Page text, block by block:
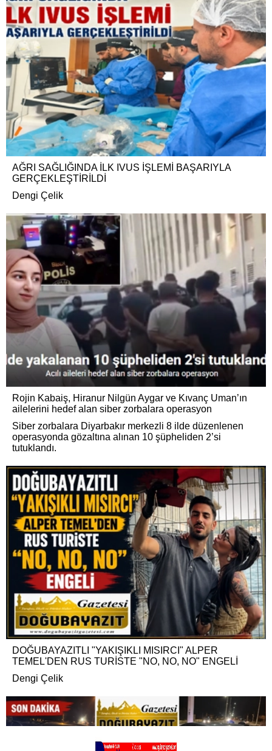
AĞRI SAĞLIĞINDA İLK IVUS İŞLEMİ BAŞARIYLA
GERÇEKLEŞTİRİLDİ
Dengi Çelik
Rojin Kabaiş, Hiranur Nilgün Aygar ve Kıvanç Uman’ın
ailelerini hedef alan siber zorbalara operasyon
Siber zorbalara Diyarbakır merkezli 8 ilde düzenlenen
operasyonda gözaltına alınan 10 şüpheliden 2’si
tutuklandı.
DOĞUBAYAZITLI "YAKIŞIKLI MISIRCI" ALPER
TEMEL'DEN RUS TURİSTE "NO, NO, NO" ENGELİ
Dengi Çelik